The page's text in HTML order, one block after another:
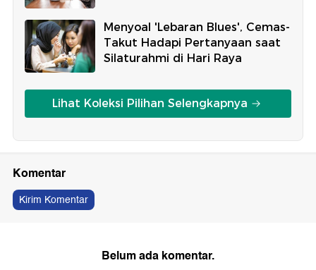
Menyoal 'Lebaran Blues', Cemas-
Takut Hadapi Pertanyaan saat
Silaturahmi di Hari Raya
Lihat Koleksi Pilihan Selengkapnya
Komentar
Kirim Komentar
Belum ada komentar.